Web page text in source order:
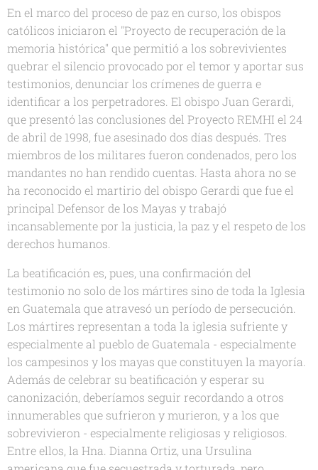
En el marco del proceso de paz en curso, los obispos
católicos iniciaron el "Proyecto de recuperación de la
memoria histórica" que permitió a los sobrevivientes
quebrar el silencio provocado por el temor y aportar sus
testimonios, denunciar los crímenes de guerra e
identificar a los perpetradores. El obispo Juan Gerardi,
que presentó las conclusiones del Proyecto REMHI el 24
de abril de 1998, fue asesinado dos días después. Tres
miembros de los militares fueron condenados, pero los
mandantes no han rendido cuentas. Hasta ahora no se
ha reconocido el martirio del obispo Gerardi que fue el
principal Defensor de los Mayas y trabajó
incansablemente por la justicia, la paz y el respeto de los
derechos humanos.
La beatificación es, pues, una confirmación del
testimonio no solo de los mártires sino de toda la Iglesia
en Guatemala que atravesó un período de persecución.
Los mártires representan a toda la iglesia sufriente y
especialmente al pueblo de Guatemala - especialmente
los campesinos y los mayas que constituyen la mayoría.
Además de celebrar su beatificación y esperar su
canonización, deberíamos seguir recordando a otros
innumerables que sufrieron y murieron, y a los que
sobrevivieron - especialmente religiosas y religiosos.
Entre ellos, la Hna. Dianna Ortiz, una Ursulina